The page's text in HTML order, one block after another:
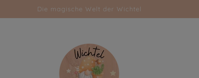
Die magische Welt der Wichtel